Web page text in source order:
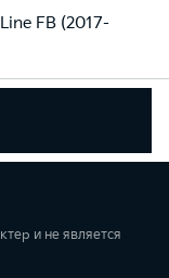
FB (2017-
и не является